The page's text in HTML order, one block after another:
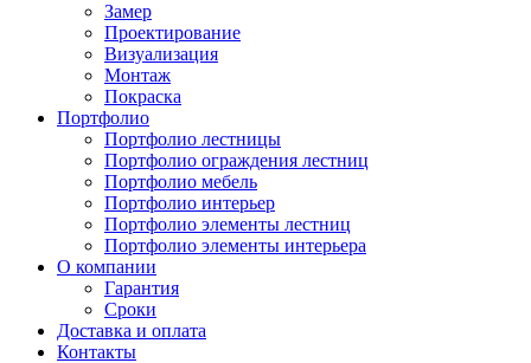
Замер
Проектирование
Визуализация
Монтаж
Покраска
Портфолио
Портфолио лестницы
Портфолио ограждения лестниц
Портфолио мебель
Портфолио интерьер
Портфолио элементы лестниц
Портфолио элементы интерьера
О компании
Гарантия
Сроки
Доставка и оплата
Контакты